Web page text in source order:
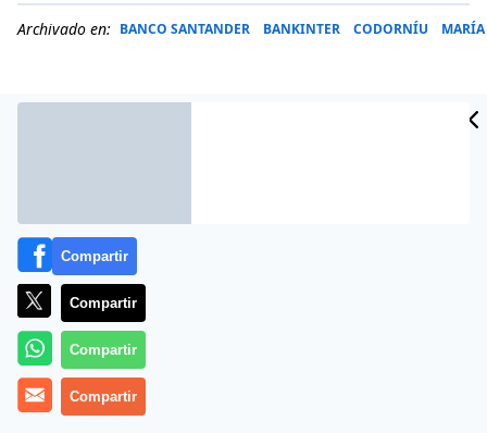
Archivado en: BANCO SANTANDER BANKINTER CODORNÍU
Ana Patricia Botín, María Dolores de Cospedal, Ana
Pastor y la Reina Letizia son algunos de los nombres
Compartir
Compartir
Compartir
Compartir